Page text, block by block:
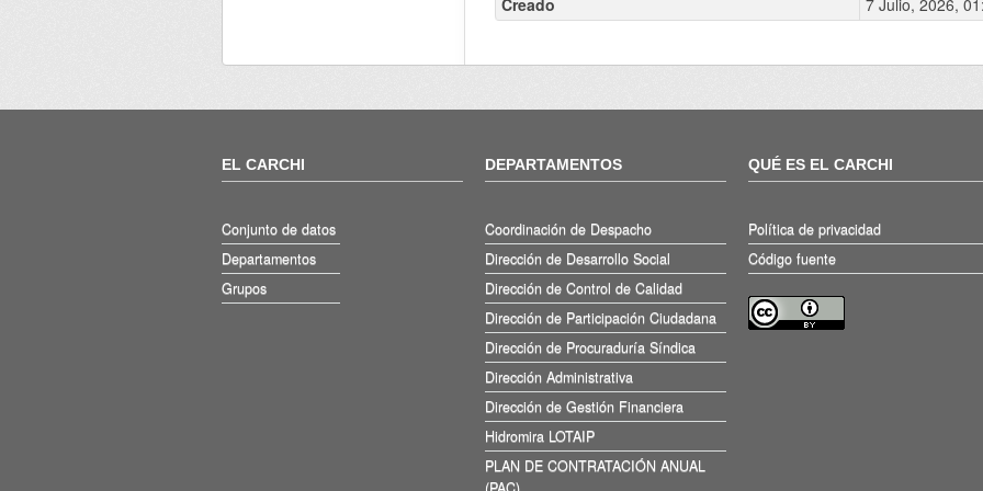
EL CARCHI
Conjunto de datos
Departamentos
Grupos
DEPARTAMENTOS
Coordinación de Despacho
Dirección de Desarrollo Social
Dirección de Control de Calidad
Dirección de Participación Ciudadana
Dirección de Procuraduría Síndica
Dirección Administrativa
Dirección de Gestión Financiera
Hidromira LOTAIP
PLAN DE CONTRATACIÓN ANUAL
QUÉ ES EL CARCHI
Política de privacidad
Código fuente